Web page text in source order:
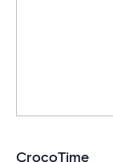
CrocoTime